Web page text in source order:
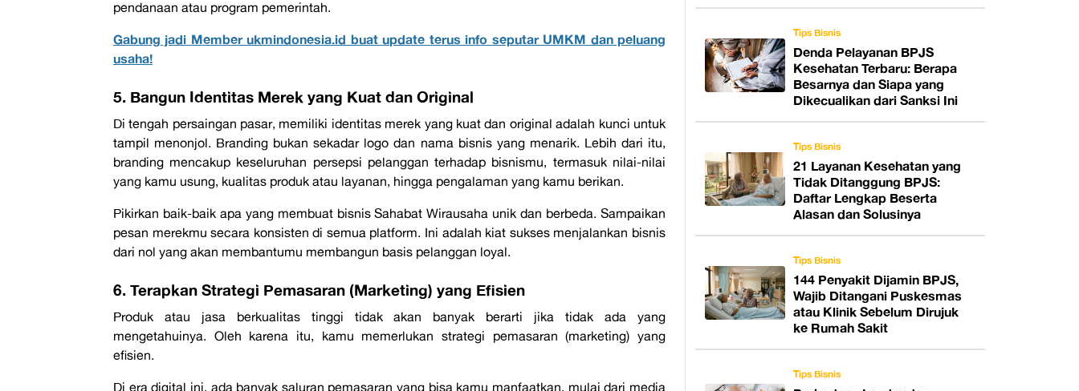
pendanaan atau program pemerintah.
Gabung jadi Member ukmindonesia.id buat update terus info seputar UMKM dan peluang
usaha!
5. Bangun Identitas Merek yang Kuat dan Original
Di tengah persaingan pasar, memiliki identitas merek yang kuat dan original adalah kunci untuk
tampil menonjol. Branding bukan sekadar logo dan nama bisnis yang menarik. Lebih dari itu,
brandingmencakup keseluruhan persepsi pelanggan terhadap bisnismu, termasuk nilai-nilai
yang kamu usung, kualitas produk atau layanan, hingga pengalaman yang kamu berikan.
Pikirkan baik-baik apa yang membuat bisnis Sahabat Wirausaha unik dan berbeda. Sampaikan
pesan merekmu secara konsisten di semua platform. Ini adalah kiat sukses menjalankan bisnis
dari nol yang akan membantumu membangun basis pelanggan loyal.
6. Terapkan Strategi Pemasaran (Marketing) yang Efisien
Produk atau jasa berkualitas tinggi tidak akan banyak berarti jika tidak ada yang
mengetahuinya. Oleh karena itu, kamu memerlukan strategi pemasaran (marketing) yang
efisien.
Di era digital ini, ada banyak saluran pemasaran yang bisa kamu manfaatkan, mulai dari media
Tips Bisnis
Denda Pelayanan BPJS
Kesehatan Terbaru: Berapa
Besarnya dan Siapa yang
Dikecualikan dari Sanksi Ini
Tips Bisnis
21 Layanan Kesehatan yang
Tidak Ditanggung BPJS:
Daftar Lengkap Beserta
Alasan dan Solusinya
Tips Bisnis
144 Penyakit Dijamin BPJS,
Wajib Ditangani Puskesmas
atau Klinik Sebelum Dirujuk
ke Rumah Sakit
Tips Bisnis